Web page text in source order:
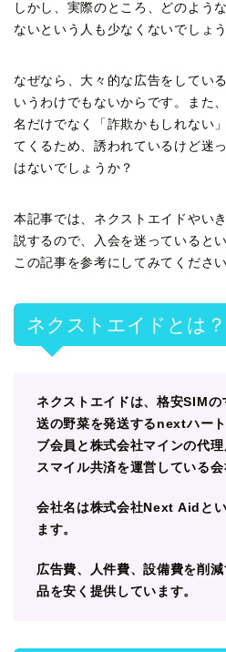
しかし、実際のところ、どのよう
ないという人も少なくないでしょう
なぜなら、大々的な広告をしてい
いうわけでもないからです。また
名だけでなく「詐欺かもしれない
てくるため、誘われているけど迷
はないでしょうか？
本記事では、ネクストエイドやい
説するので、入会を迷っていると
この記事を参考にしてみてください
ネクストエイドとは？
ネクストエイドは、格安SIM
送の野菜を発送するnextハー
ブ会員と株式会社マインの代
スマイル共済を運営している会
会社名は株式会社Next Aidと
ます。
広告費、人件費、設備費を削
品を安く提供しています。